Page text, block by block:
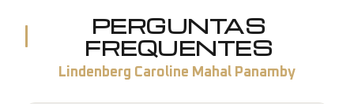
PERGUNTAS
FREQUENTES
Lindenberg Caroline Mahal Panamby